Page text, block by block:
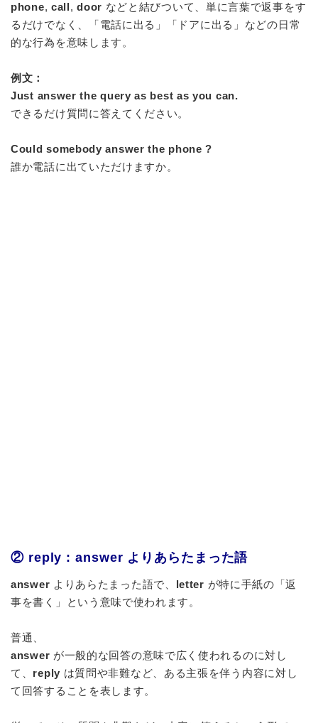
phone, call,door などと結びついて、単に言葉で返事をす
るだけでなく、「電話に出る」「ドアに出る」などの日常
的な行為を意味します。
例文：
Just answer the query as best as you can.
できるだけ質問に答えてください。
Could somebody answer the phone ?
誰か電話に出ていただけますか。
② reply : answer よりあらたまった語
answer よりあらたまった語で、 letter が特に手紙の「返
事を書く」という意味で使われます。
普通、
answer が一般的な回答の意味で広く使われるのに対し
て、 reply は質問や非難など、ある主張を伴う内容に対し
て回答することを表します。